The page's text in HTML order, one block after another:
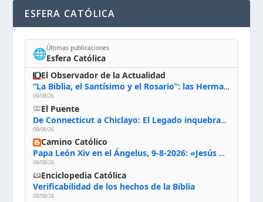
ESFERA CATÓLICA
🌐Últimas publicaciones
Esfera Católica
El Observador de la Actualidad
“La Biblia, el Santísimo y el Rosario”: las Hermanas de Belén, evacuadas por el incendio de Huelva, España
09/08/26
El Puente
De Connecticut a Chiclayo: El Legado inquebrantable de Monseñor Juan Tomis Stack
09/08/26
Camino Católico
Papa León Xiv en el Ángelus, 9-8-2026: «Jesús no nos abandona y si lo acogemos con humildad con la oración, los sacramentos y la escucha de su Palabra, en Él encontraremos paz, luz y fuerza para nuestro camino»
09/08/26
Enciclopedia Católica
Verificabilidad de los hechos de la Biblia
08/08/26